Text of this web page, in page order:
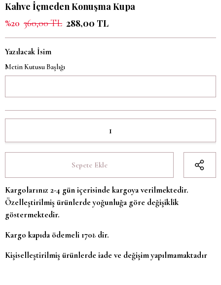
Kahve İçmeden Konuşma Kupa
%20 360,00 TL 288,00 TL
Yazılacak İsim
Metin Kutusu Başlığı
Sepete Ekle
Kargolarınız 2-4 gün içerisinde kargoya verilmektedir.
Özelleştirilmiş ürünlerde yoğunluğa göre değişiklik
göstermektedir.
Kargo kapıda ödemeli 170₺ dir.
Kişiselleştirilmiş ürünlerde iade ve değişim yapılmamaktadır